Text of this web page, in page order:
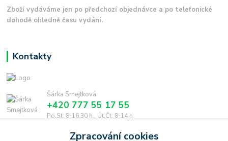
Zboží vydáváme jen po předchozí objednávce a po telefonické
dohodě ohledně času vydání.
Kontakty
Šárka Smejtková
+420 777 55 17 55
Po,St: 8-16.30 h., Út,Čt: 8-14 h.
smejtkova@trigonmedia.czZpracování cookies